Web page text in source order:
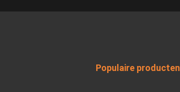
Populaire producten